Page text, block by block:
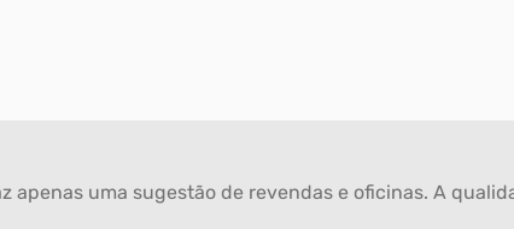
apenas uma sugestão de revendas e oficinas. A